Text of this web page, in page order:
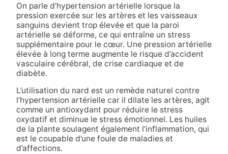
On parle d’hypertension artérielle lorsque la
pression exercée sur les artères et les vaisseaux
sanguins devient trop élevée et que la paroi
artérielle se déforme, ce qui entraîne un stress
supplémentaire pour le cœur. Une pression artérielle
élevée à long terme augmente le risque d’accident
vasculaire cérébral, de crise cardiaque et de
diabète.
L’utilisation du nard est un remède naturel contre
l’hypertension artérielle car il dilate les artères, agit
comme un antioxydant pour réduire le stress
oxydatif et diminue le stress émotionnel. Les huiles
de la plante soulagent également l’inflammation, qui
est le coupable d’une foule de maladies et
d’affections.